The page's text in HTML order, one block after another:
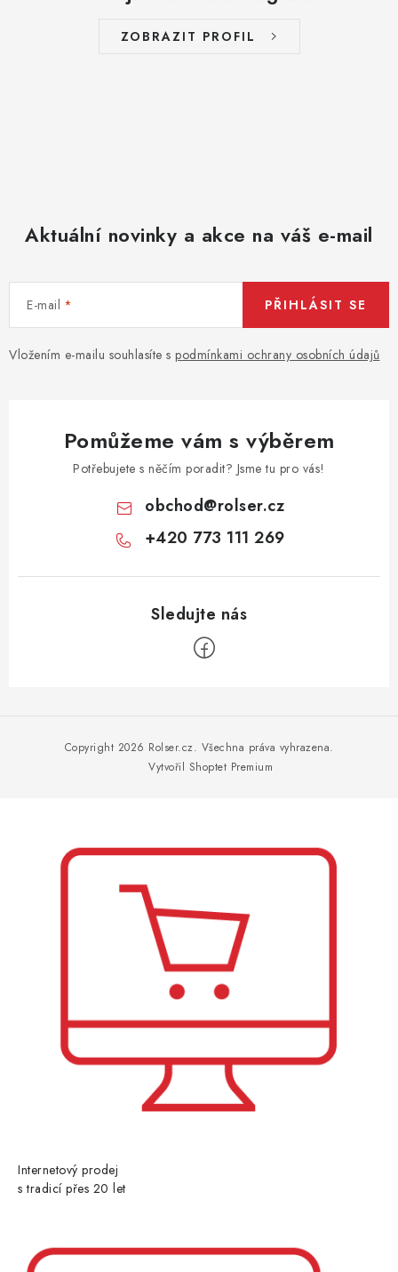
ZOBRAZIT PROFIL
Aktuální novinky a akce na váš e-mail
E-mail
Vložením e-mailu souhlasíte s podmínkami ochrany osobních údajů
PŘIHLÁSIT SE
Pomůžeme vám s výběrem
Potřebujete s něčím poradit? Jsme tu pro vás!
obchod@rolser.cz
+420 773 111 269
Vytvořil Shoptet Premium
Copyright 2026 Rolser.cz. Všechna práva vyhrazena.
Internetový prodej
s tradicí přes 20 let